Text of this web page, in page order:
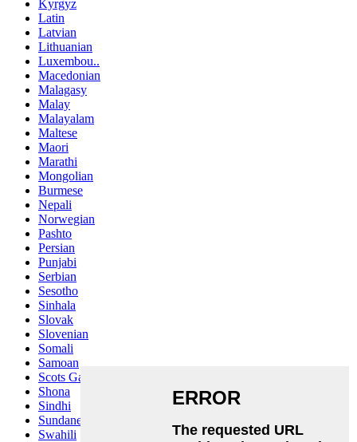
Kyrgyz
Latin
Latvian
Lithuanian
Luxembou..
Macedonian
Malagasy
Malay
Malayalam
Maltese
Maori
Marathi
Mongolian
Burmese
Nepali
Norwegian
Pashto
Persian
Punjabi
Serbian
Sesotho
Sinhala
Slovak
Slovenian
Somali
Samoan
Scots Gaelic
Shona
Sindhi
Sundanese
Swahili